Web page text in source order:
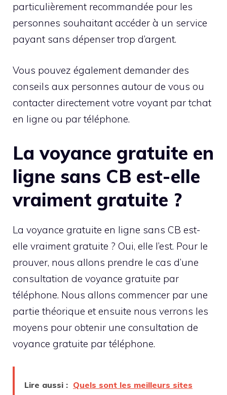
particulièrement recommandée pour les
personnes souhaitant accéder à un service
payant sans dépenser trop d’argent.
Vous pouvez également demander des
conseils aux personnes autour de vous ou
contacter directement votre voyant par tchat
en ligne ou par téléphone.
La voyance gratuite en
ligne sans CB est-elle
vraiment gratuite ?
La voyance gratuite en ligne sans CB est-
elle vraiment gratuite ? Oui, elle l’est. Pour le
prouver, nous allons prendre le cas d’une
consultation de voyance gratuite par
téléphone. Nous allons commencer par une
partie théorique et ensuite nous verrons les
moyens pour obtenir une consultation de
voyance gratuite par téléphone.
Lire aussi : Quels sont les meilleurs sites